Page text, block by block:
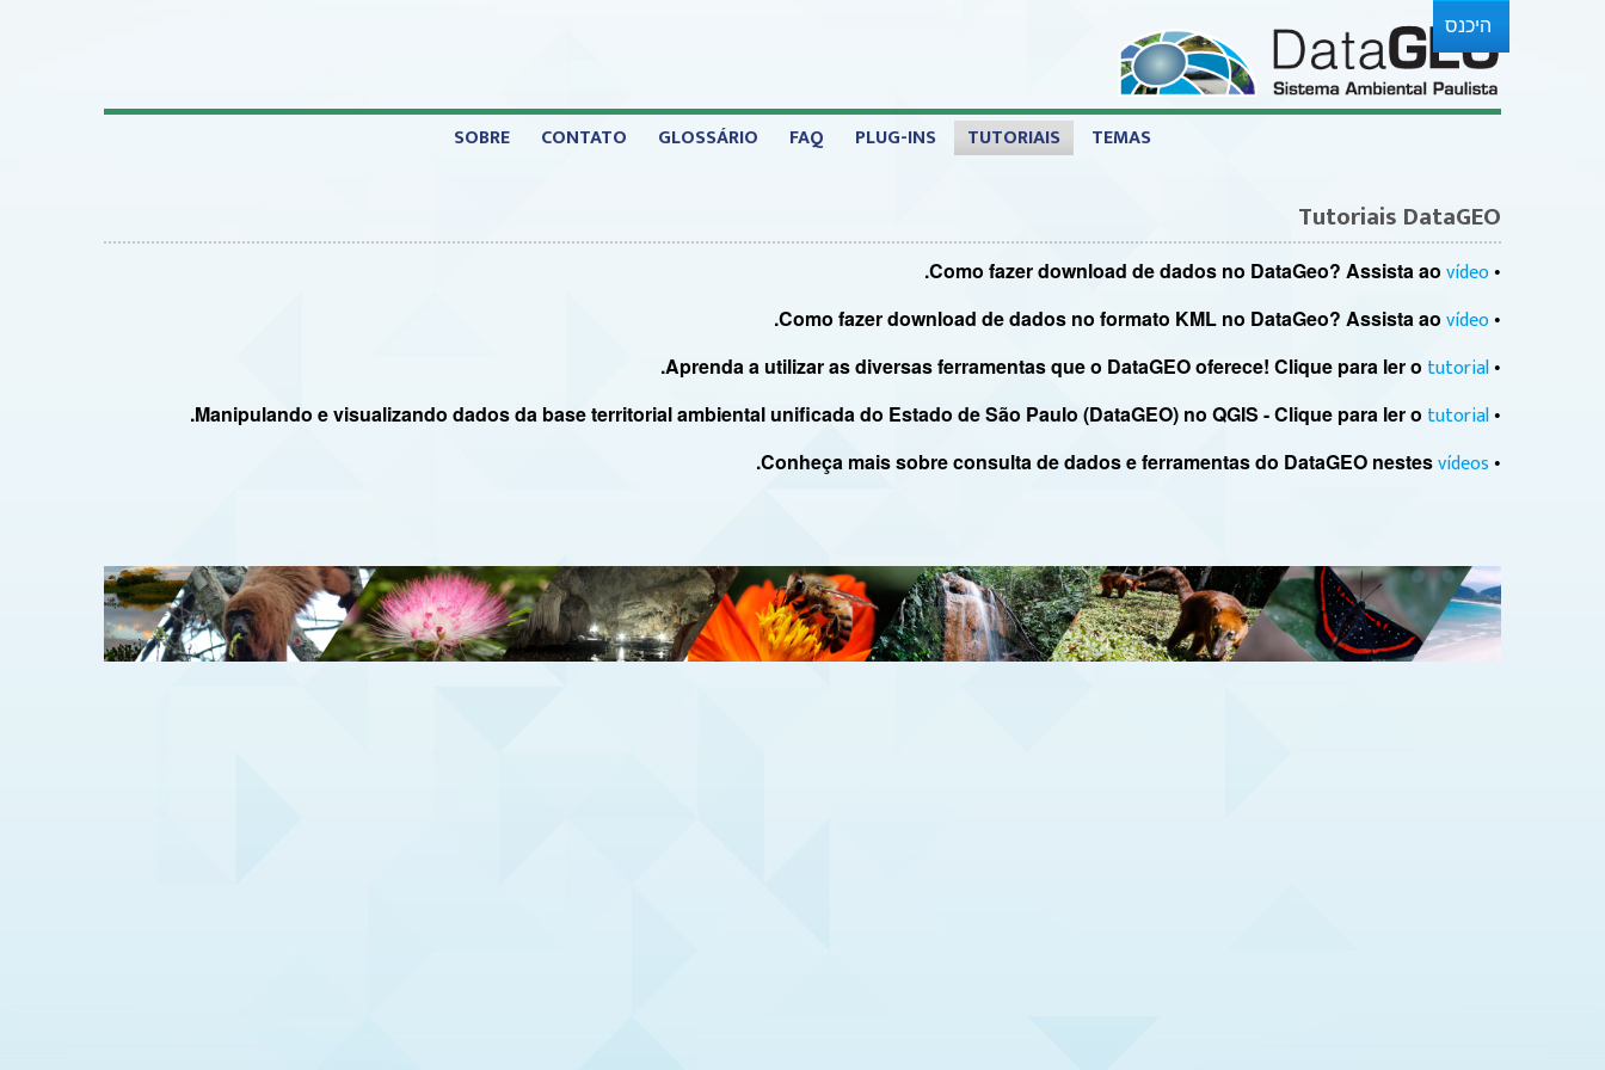
היכנס
TEMAS
TUTORIAIS
PLUG-INS
FAQ
GLOSSÁRIO
CONTATO
SOBRE
Tutoriais DataGEO
• Como fazer download de dados no DataGeo? Assista ao
vídeo
.
• Como fazer download de dados no formato KML no DataGeo? Assista ao
vídeo
.
• Aprenda a utilizar as diversas ferramentas que o DataGEO oferece! Clique para ler o
tutorial
.
• Manipulando e visualizando dados da base territorial ambiental unificada do Estado de São Paulo (DataGEO) no QGIS - Clique para ler o
tutorial
.
• Conheça mais sobre consulta de dados e ferramentas do DataGEO nestes
vídeos
.